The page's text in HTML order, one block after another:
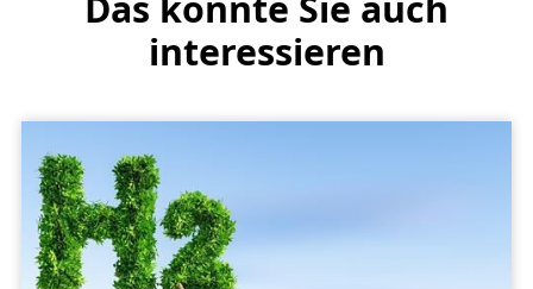
interessieren